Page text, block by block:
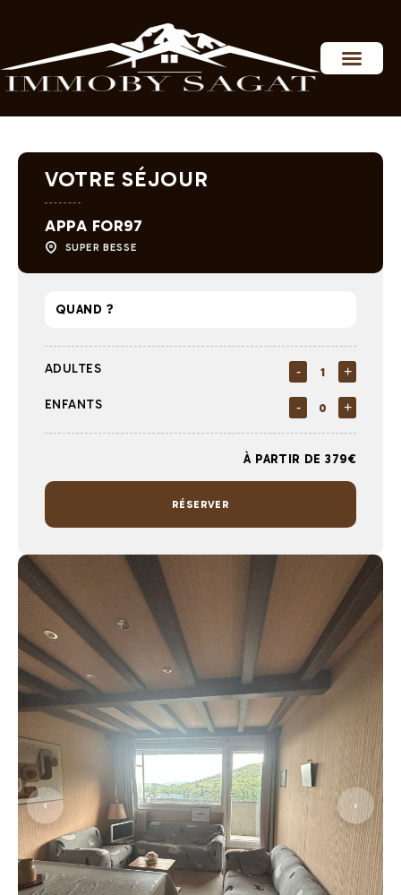
VOTRE SÉJOUR
APPA FOR97
SUPER BESSE
ADULTES - +
ENFANTS - +
À PARTIR DE 379€
RÉSERVER